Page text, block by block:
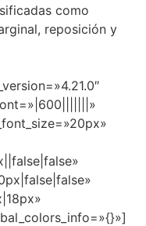
como
reposición y